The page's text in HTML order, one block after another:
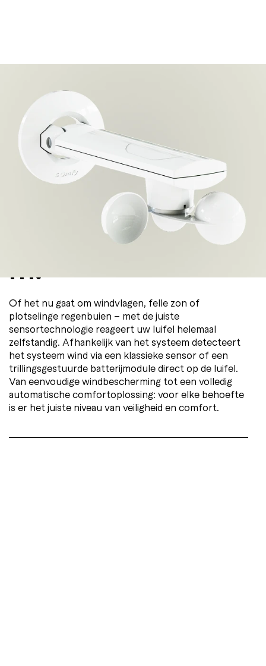
Zonwering met
weerinstinct –
het
automatische
weerregelsystee
m.
Of het nu gaat om windvlagen, felle zon of
plotselinge regenbuien – met de juiste
sensortechnologie reageert uw luifel helemaal
zelfstandig. Afhankelijk van het systeem detecteert
het systeem wind via een klassieke sensor of een
trillingsgestuurde batterijmodule direct op de luifel.
Van eenvoudige windbescherming tot een volledig
automatische comfortoplossing: voor elke behoefte
is er het juiste niveau van veiligheid en comfort.